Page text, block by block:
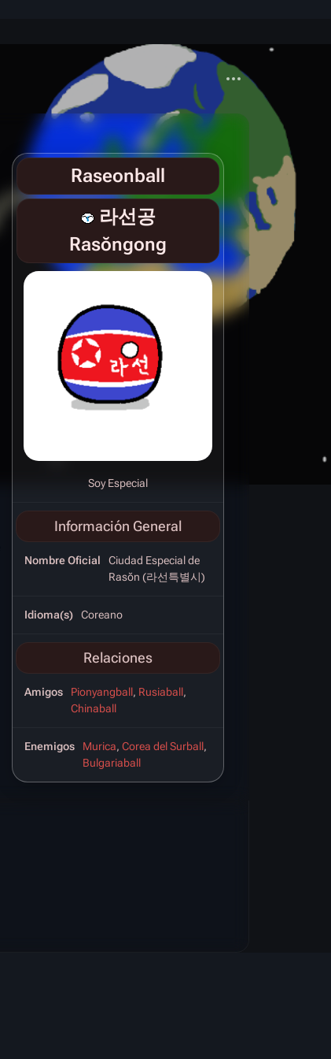
Más acciones
Raseonball
라선공
Rasŏngong
Soy Especial
Información General
Nombre Oficial
Ciudad Especial de
Rasŏn (라선특별시)
Idioma(s) Coreano
Relaciones
Amigos Pionyangball, Rusiaball,
Chinaball
Enemigos Murica, Corea del Surball,
Bulgariaball